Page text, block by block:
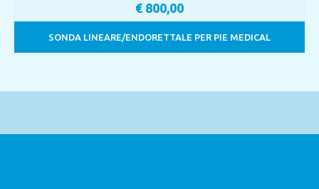
SONDA LINEARE/ENDORETTALE PER PIE MEDICAL
€ 800,00